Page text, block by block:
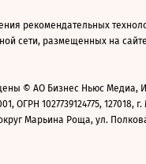
рекомендательных
сети, размещенных на
© АО Бизнес Ньюс Медиа,
ОГРН 1027739124775, 127018,
Марьина Роща, ул.